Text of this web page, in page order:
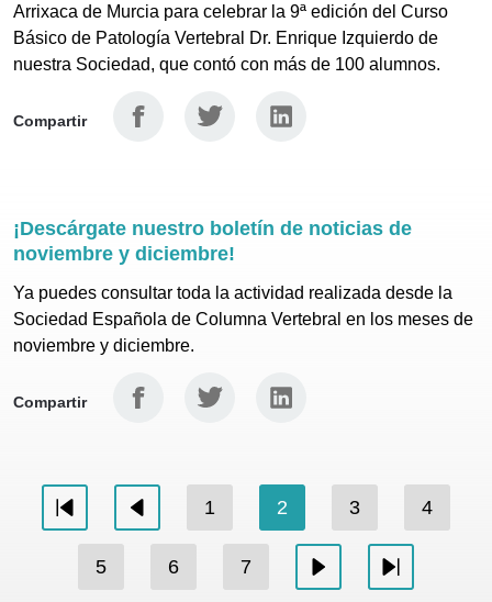
Arrixaca de Murcia para celebrar la 9ª edición del Curso
Básico de Patología Vertebral Dr. Enrique Izquierdo de
nuestra Sociedad, que contó con más de 100 alumnos.
Compartir
Facebook Twitter Linkedin
¡Descárgate nuestro boletín de noticias de
noviembre y diciembre!
Ya puedes consultar toda la actividad realizada desde la
Sociedad Española de Columna Vertebral en los meses de
noviembre y diciembre.
Compartir
Facebook Twitter Linkedin
PPrimeraPAnterior
1 2 3 4
5 6
7
PSiguientePÚltima